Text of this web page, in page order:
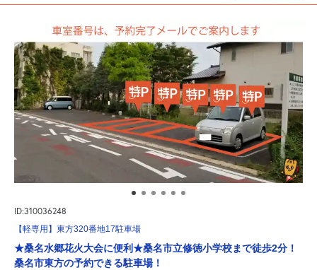
ID:310036248
【軽専用】東方320番地17駐車場
★桑名水郷花火大会に便利★桑名市立修徳小学校まで徒歩2分！
桑名市東方の予約できる駐車場！